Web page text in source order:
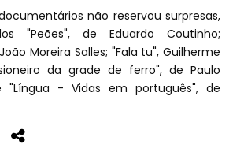
não reservou surpresas,
"Peões", de Eduardo Coutinho;
Moreira Salles; "Fala tu", Guilherme
da grade de ferro", de Paulo
"Língua - Vidas em português", de